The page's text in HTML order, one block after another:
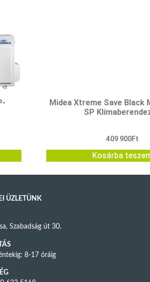
Midea Xtreme Save Black
SP
409 900Ft
Kosárba
ÜZLETÜNK
Szabadság út 30.
8-17 óráig